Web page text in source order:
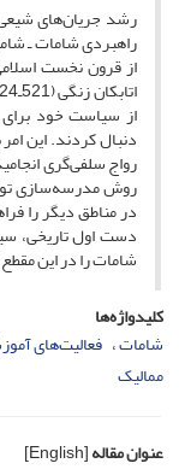
رشد جریان‌های
راهبردی شامات ـ
از قرون نخست
از سیاست خود
دنبال کردند. این
رواج سلفی‌گری
روش مدرسه‌سازی
در مناطق دیگر را
دست اول تاریخی،
شامات را در این
کلیدواژه‌ها
شامات فعالیت‌های
ممالیک
عنوان مقاله[English]